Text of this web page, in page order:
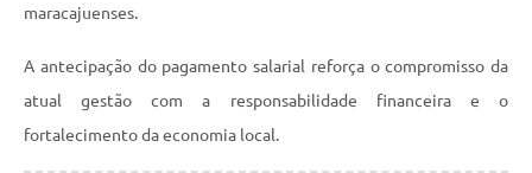
maracajuenses.
A antecipação do pagamento salarial reforça o compromisso da
atual gestão com a responsabilidade financeira e o
fortalecimento da economia local.